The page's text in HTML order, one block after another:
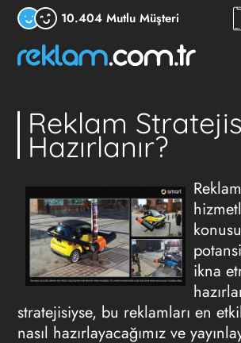
10.404 Mutlu Müşteri
Reklam
Hazırlanır?
ikna
stratejisiyse, bu reklamları en
nasıl hazırlayacağımız ve